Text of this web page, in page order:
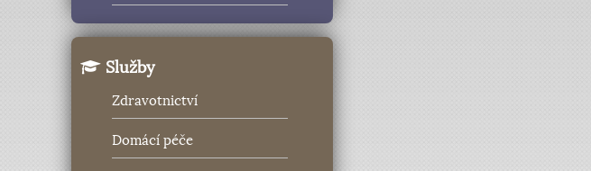
Služby
Zdravotnictví
Domácí péče